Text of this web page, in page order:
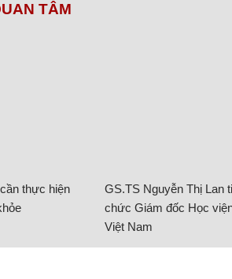
TÂM
thực hiện
GS.TS Nguyễn Thị Lan
chức Giám đốc Học
Việt Nam